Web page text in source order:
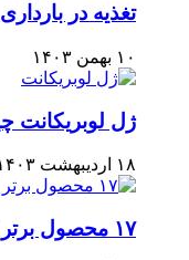
تغذیه در
۱۰ بهمن ۱۴۰۳
ژل لوبریکانت
۱۸ اردیبهشت ۱۴۰۳
۱۷ محصول برتر از برندهای فرانسوی برای مراقبت از پوست